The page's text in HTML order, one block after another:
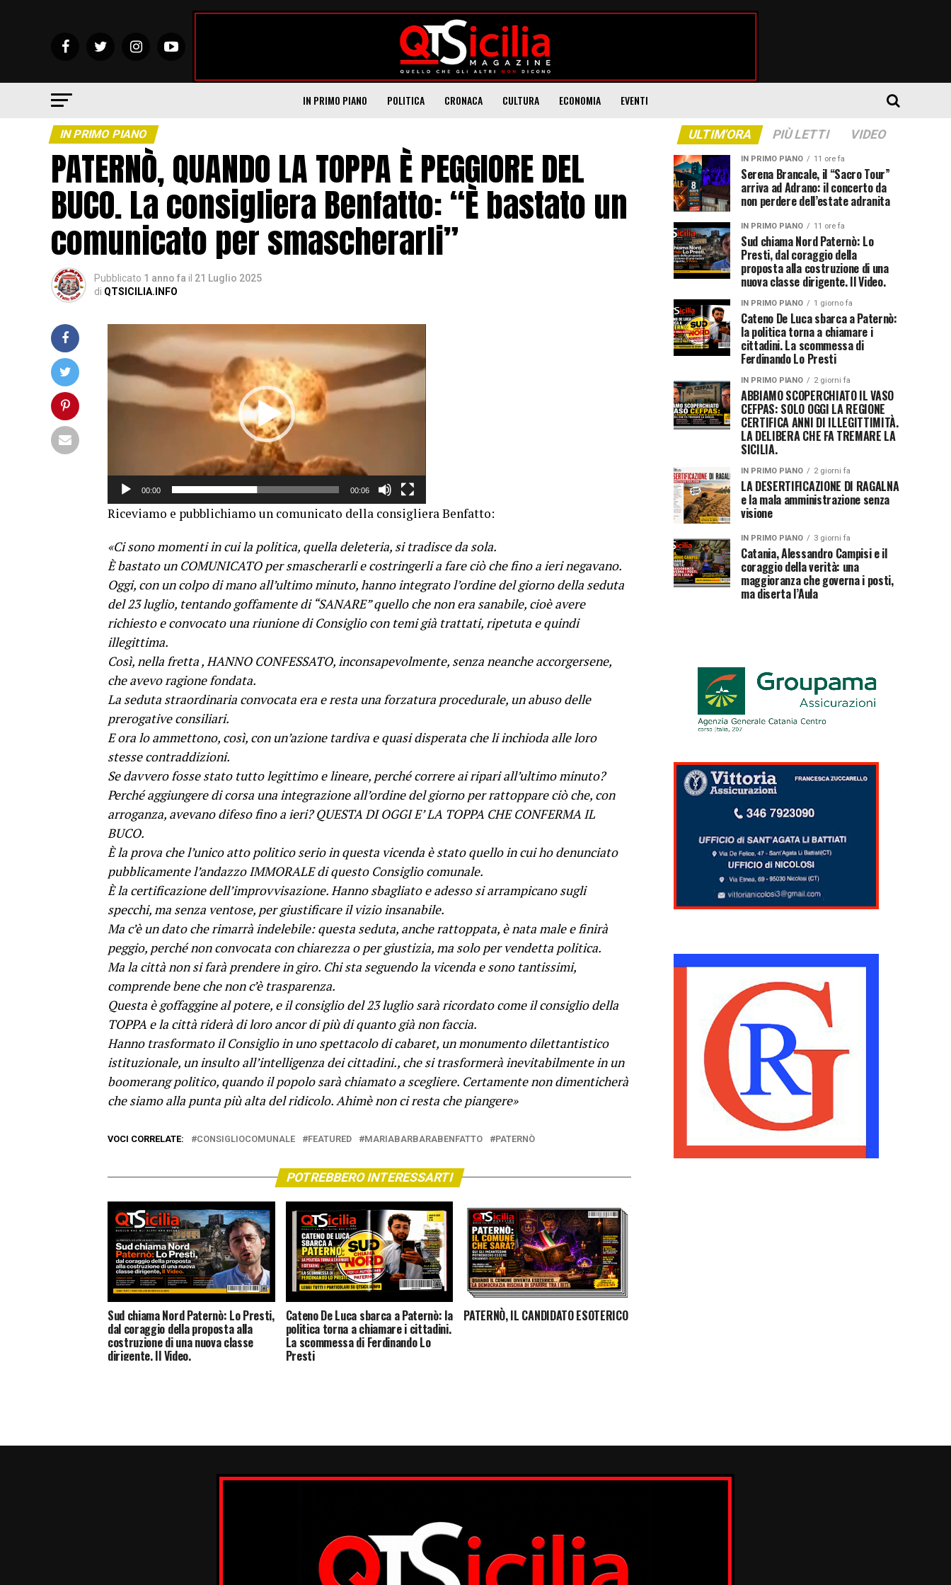
IN PRIMO PIANO POLITICA CRONACA CULTURA ECONOMIA EVENTI
IN PRIMO PIANO
PATERNÒ, QUANDO LA TOPPA È PEGGIORE DEL
BUCO. La consigliera Benfatto: “È bastato un
comunicato per smascherarli”
Pubblicato 1 anno fa il 21 Luglio 2025
di QTSICILIA.INFO
00:00 00:06
Riceviamo e pubblichiamo un comunicato della consigliera Benfatto:
«Ci sono momenti in cui la politica, quella deleteria, si tradisce da sola.
È bastato un COMUNICATO per smascherarli e costringerli a fare ciò che fino a ieri negavano.
Oggi, con un colpo di mano all’ultimo minuto, hanno integrato l’ordine del giorno della seduta
del 23 luglio, tentando goffamente di “SANARE” quello che non era sanabile, cioè avere
richiesto e convocato una riunione di Consiglio con temi già trattati, ripetuta e quindi
illegittima.
Così, nella fretta , HANNO CONFESSATO, inconsapevolmente, senza neanche accorgersene,
che avevo ragione fondata.
La seduta straordinaria convocata era e resta una forzatura procedurale, un abuso delle
prerogative consiliari.
E ora lo ammettono, così, con un’azione tardiva e quasi disperata che li inchioda alle loro
stesse contraddizioni.
Se davvero fosse stato tutto legittimo e lineare, perché correre ai ripari all’ultimo minuto?
Perché aggiungere di corsa una integrazione all’ordine del giorno per rattoppare ciò che, con
arroganza, avevano difeso fino a ieri? QUESTA DI OGGI E’ LA TOPPA CHE CONFERMA IL
BUCO.
È la prova che l’unico atto politico serio in questa vicenda è stato quello in cui ho denunciato
pubblicamente l’andazzo IMMORALE di questo Consiglio comunale.
È la certificazione dell’improvvisazione. Hanno sbagliato e adesso si arrampicano sugli
specchi, ma senza ventose, per giustificare il vizio insanabile.
Ma c’è un dato che rimarrà indelebile: questa seduta, anche rattoppata, è nata male e finirà
peggio, perché non convocata con chiarezza o per giustizia, ma solo per vendetta politica.
Ma la città non si farà prendere in giro. Chi sta seguendo la vicenda e sono tantissimi,
comprende bene che non c’è trasparenza.
Questa è goffaggine al potere, e il consiglio del 23 luglio sarà ricordato come il consiglio della
TOPPA e la città riderà di loro ancor di più di quanto già non faccia.
Hanno trasformato il Consiglio in uno spettacolo di cabaret, un monumento dilettantistico
istituzionale, un insulto all’intelligenza dei cittadini., che si trasformerà inevitabilmente in un
boomerang politico, quando il popolo sarà chiamato a scegliere. Certamente non dimenticherà
che siamo alla punta più alta del ridicolo. Ahimè non ci resta che piangere»
VOCI CORRELATE: CONSIGLIOCOMUNALE FEATURED MARIABARBARABENFATTO PATERNÒ
POTREBBERO INTERESSARTI
Sud chiama Nord Paternò: Lo Presti,
dal coraggio della proposta alla
costruzione di una nuova classe
dirigente. Il Video.
Cateno De Luca sbarca a Paternò: la
politica torna a chiamare i cittadini.
La scommessa di Ferdinando Lo
Presti
PATERNÒ, IL CANDIDATO ESOTERICO
ULTIM'ORA PIÙ LETTI VIDEO
IN PRIMO PIANO 11 ore fa
Serena Brancale, il “Sacro Tour”
arriva ad Adrano: il concerto da
non perdere dell’estate adranita
IN PRIMO PIANO 11 ore fa
Sud chiama Nord Paternò: Lo
Presti, dal coraggio della
proposta alla costruzione di una
nuova classe dirigente. Il Video.
IN PRIMO PIANO 1 giorno fa
Cateno De Luca sbarca a Paternò:
la politica torna a chiamare i
cittadini. La scommessa di
Ferdinando Lo Presti
IN PRIMO PIANO 2 giorni fa
ABBIAMO SCOPERCHIATO IL VASO
CEFPAS: SOLO OGGI LA REGIONE
CERTIFICA ANNI DI ILLEGITTIMITÀ.
LA DELIBERA CHE FA TREMARE LA
SICILIA.
IN PRIMO PIANO 2 giorni fa
LA DESERTIFICAZIONE DI RAGALNA
e la mala amministrazione senza
visione
IN PRIMO PIANO 3 giorni fa
Catania, Alessandro Campisi e il
coraggio della verità: una
maggioranza che governa i posti,
ma diserta l’Aula